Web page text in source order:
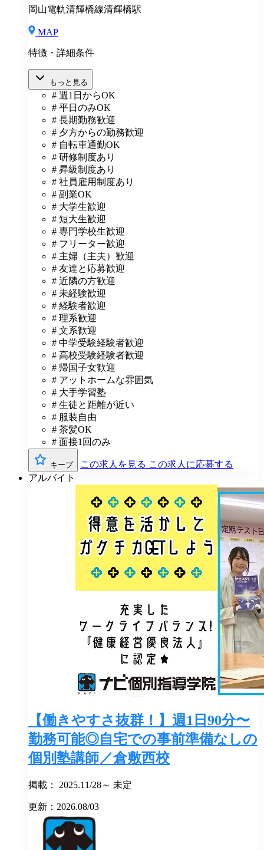
岡山電軌清輝橋線清輝橋駅
MAP
特徴・詳細条件
もっと見る
# 週1日からOK
# 平日のみOK
# 長期勤務歓迎
# 夕方からの勤務歓迎
# 自転車通勤OK
# 研修制度あり
# 昇級制度あり
# 社員雇用制度あり
# 副業OK
# 大学生歓迎
# 短大生歓迎
# 専門学校生歓迎
# フリーター歓迎
# 主婦（主夫）歓迎
# 友達と応募歓迎
# 近隣の方歓迎
# 未経験歓迎
# 経験者歓迎
# 理系歓迎
# 文系歓迎
# 中学受験経験者歓迎
# 高校受験経験者歓迎
# 帰国子女歓迎
# アットホームな雰囲気
# 大手学習塾
# 生徒と距離が近い
# 服装自由
# 茶髪OK
# 面接1回のみ
キープ この求人を見る この求人に応募する
アルバイト
【働きやすさ抜群！】週1日90分〜
勤務可能◎自宅での事前準備なしの
個別塾講師／倉敷西校
掲載： 2025.11/28～ 未定
更新：2026.08/03